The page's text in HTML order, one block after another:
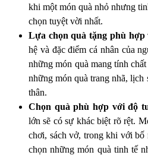
khi một món quà nhỏ nhưng
chọn tuyệt vời nhất.
Lựa chọn quà tặng phù
hệ và đặc điểm cá nhân của
những món quà mang tính
những món quà trang nhã,
thân.
Chọn quà phù hợp với độ
lớn sẽ có sự khác biệt rõ rệt.
chơi, sách vở, trong khi với bố
chọn những món quà tinh tế